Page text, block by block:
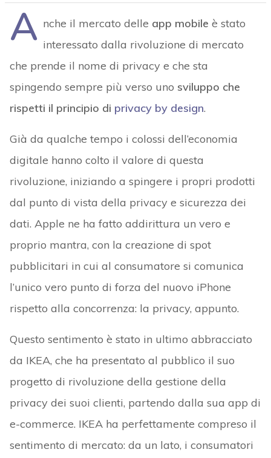
A nche il mercato delle app mobile è stato
interessato dalla rivoluzione di mercato
che prende il nome di privacy e che sta
spingendo sempre più verso uno sviluppo che
rispetti il principio di privacy by design.
Già da qualche tempo i colossi dell’economia
digitale hanno colto il valore di questa
rivoluzione, iniziando a spingere i propri prodotti
dal punto di vista della privacy e sicurezza dei
dati. Apple ne ha fatto addirittura un vero e
proprio mantra, con la creazione di spot
pubblicitari in cui al consumatore si comunica
l’unico vero punto di forza del nuovo iPhone
rispetto alla concorrenza: la privacy, appunto.
Questo sentimento è stato in ultimo abbracciato
da IKEA, che ha presentato al pubblico il suo
progetto di rivoluzione della gestione della
privacy dei suoi clienti, partendo dalla sua app di
e-commerce. IKEA ha perfettamente compreso il
sentimento di mercato: da un lato, i consumatori